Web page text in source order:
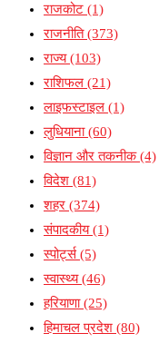
राजकोट (1)
राजनीति(373)
राज्य(103)
राशिफल (21)
लाइफस्टाइल (1)
लुधियाना(60)
विज्ञान और तकनीक(4)
विदेश (81)
शहर (374)
संपादकीय(1)
स्पोर्ट्स(5)
स्वास्थ्य(46)
हरियाणा(25)
हिमाचल प्रदेश (80)